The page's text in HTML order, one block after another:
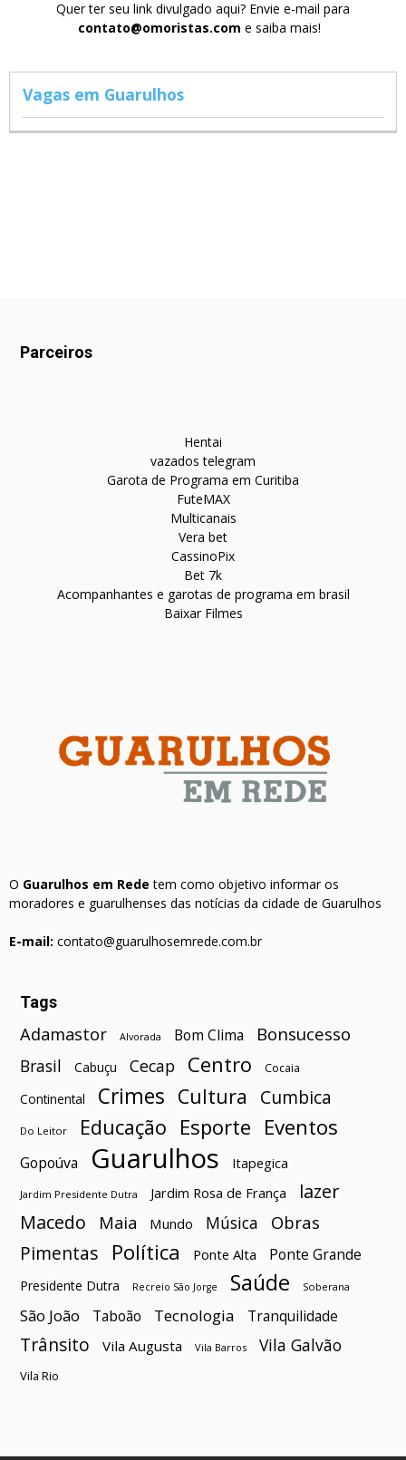
Quer ter seu link divulgado aqui? Envie e-mail para
contato@omoristas.com e saiba mais!
Vagas em Guarulhos
Parceiros
Hentai
vazados telegram
Garota de Programa em Curitiba
FuteMAX
Multicanais
Vera bet
CassinoPix
Bet 7k
Acompanhantes e garotas de programa em brasil
Baixar Filmes
O Guarulhos em Rede tem como objetivo informar os
moradores e guarulhenses das notícias da cidade de Guarulhos
E-mail: contato@guarulhosemrede.com.br
Tags
Adamastor Alvorada Bom Clima Bonsucesso
Brasil Cabuçu Cecap Centro Cocaia
Continental Crimes Cultura Cumbica
Do Leitor Educação Esporte Eventos
Gopoúva Guarulhos Itapegica
Jardim Presidente Dutra Jardim Rosa de França
lazer
Macedo
Maia Mundo Música Obras
Pimentas Política Ponte Alta Ponte Grande
Presidente Dutra Recreio São Jorge Saúde Soberana
São João Taboão Tecnologia Tranquilidade
Trânsito Vila Augusta Vila Barros Vila Galvão
Vila Rio